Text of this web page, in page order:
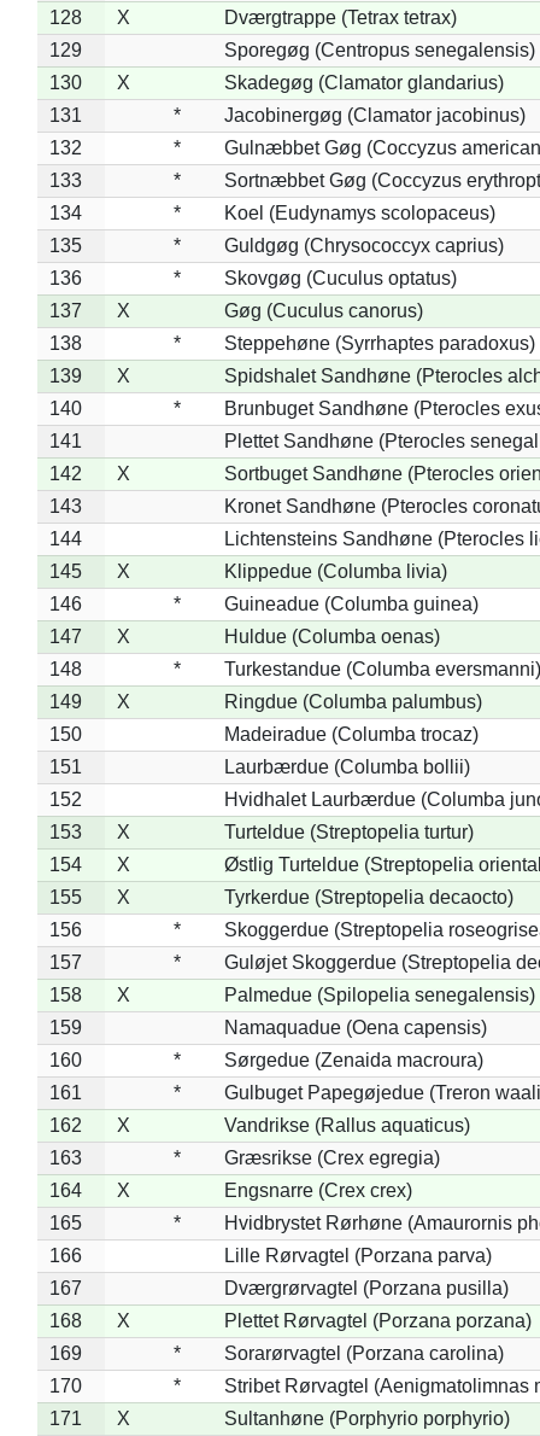
128
X
Dværgtrappe (Tetrax tetrax)
129
Sporegøg (Centropus senegalensis)
130
X
Skadegøg (Clamator glandarius)
131
*
Jacobinergøg (Clamator jacobinus)
132
*
Gulnæbbet Gøg (Coccyzus
133
*
Sortnæbbet Gøg (Coccyzus
134
*
Koel (Eudynamys scolopaceus)
135
*
Guldgøg (Chrysococcyx caprius)
136
*
Skovgøg (Cuculus optatus)
137
X
Gøg (Cuculus canorus)
138
*
Steppehøne (Syrrhaptes paradoxus)
139
X
Spidshalet Sandhøne (Pterocles
140
*
Brunbuget Sandhøne (Pterocles
141
Plettet Sandhøne (Pterocles
142
X
Sortbuget Sandhøne (Pterocles
143
Kronet Sandhøne (Pterocles
144
Lichtensteins Sandhøne (Pterocles
145
X
Klippedue (Columba livia)
146
*
Guineadue (Columba guinea)
147
X
Huldue (Columba oenas)
148
*
Turkestandue (Columba eversmanni)
149
X
Ringdue (Columba palumbus)
150
Madeiradue (Columba trocaz)
151
Laurbærdue (Columba bollii)
152
Hvidhalet Laurbærdue (Columba
153
X
Turteldue (Streptopelia turtur)
154
X
Østlig Turteldue (Streptopelia
155
X
Tyrkerdue (Streptopelia decaocto)
156
*
Skoggerdue (Streptopelia
157
*
Guløjet Skoggerdue (Streptopelia
158
X
Palmedue (Spilopelia senegalensis)
159
Namaquadue (Oena capensis)
160
*
Sørgedue (Zenaida macroura)
161
*
Gulbuget Papegøjedue (Treron
162
X
Vandrikse (Rallus aquaticus)
163
*
Græsrikse (Crex egregia)
164
X
Engsnarre (Crex crex)
165
*
Hvidbrystet Rørhøne (Amaurornis
166
Lille Rørvagtel (Porzana parva)
167
Dværgrørvagtel (Porzana pusilla)
168
X
Plettet Rørvagtel (Porzana porzana)
169
*
Sorarørvagtel (Porzana carolina)
170
*
Stribet Rørvagtel (Aenigmatolimnas
171
X
Sultanhøne (Porphyrio porphyrio)